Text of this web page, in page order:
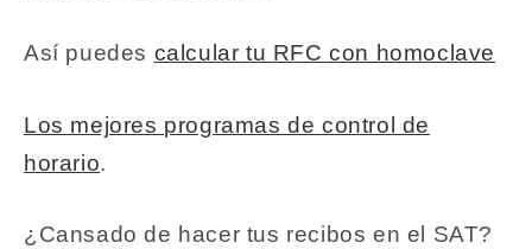
Así puedes calcular tu RFC con homoclave
Los mejores programas de control de
horario.
¿Cansado de hacer tus recibos en el SAT?